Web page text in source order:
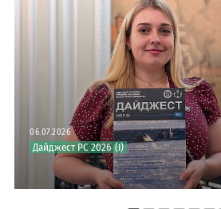
06.07.2026
Дайджест РС 2026 (I)